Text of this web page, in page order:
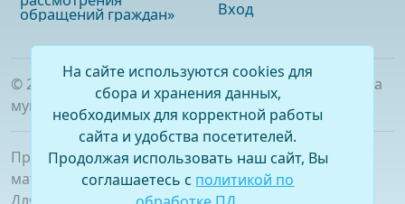
обращений граждан»
Вход
© 2026
. Официальный сайт Думы городского округа
муниципального образования «город Саянск»
При полном или частичном использовании
материалов ссылка на сайт обязательна.
На сайте используются cookies для
сбора и хранения данных,
необходимых для корректной работы
сайта и удобства посетителей.
Продолжая использовать наш сайт, Вы
соглашаетесь с политикой по